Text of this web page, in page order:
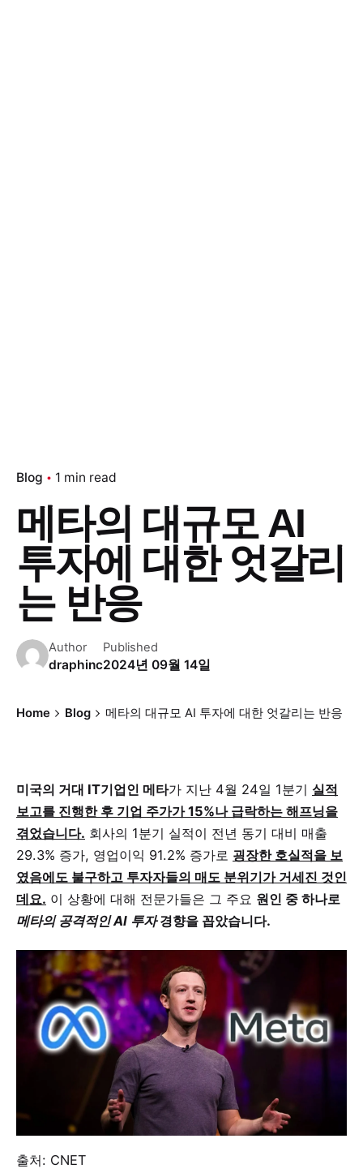
Blog 1 min read
메타의 대규모 AI
투자에 대한 엇갈리
는 반응
Author
draphinc
Published
2024년 09월 14일
Home Blog 메타의 대규모 AI 투자에 대한 엇갈리는 반응
미국의 거대 IT기업인 메타가 지난 4월 24일 1분기 실적
보고를 진행한 후 기업 주가가 15%나 급락하는 해프닝을
겪었습니다. 회사의 1분기 실적이 전년 동기 대비 매출
29.3% 증가, 영업이익 91.2% 증가로 굉장한 호실적을 보
였음에도 불구하고 투자자들의 매도 분위기가 거세진 것인
데요. 이 상황에 대해 전문가들은 그 주요 원인 중 하나로
메타의 공격적인 AI 투자경향을 꼽았습니다.
출처: CNET